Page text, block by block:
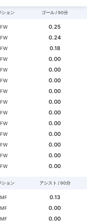
ション ゴール / 90分
FW
0.25
FW
0.24
FW
0.18
FW
0.00
FW
0.00
FW
0.00
FW
0.00
FW
0.00
FW
0.00
FW
0.00
FW
0.00
FW
0.00
FW
0.00
FW 0.00
ション アシスト / 90分
MF
0.13
MF
0.00
MF
0.00